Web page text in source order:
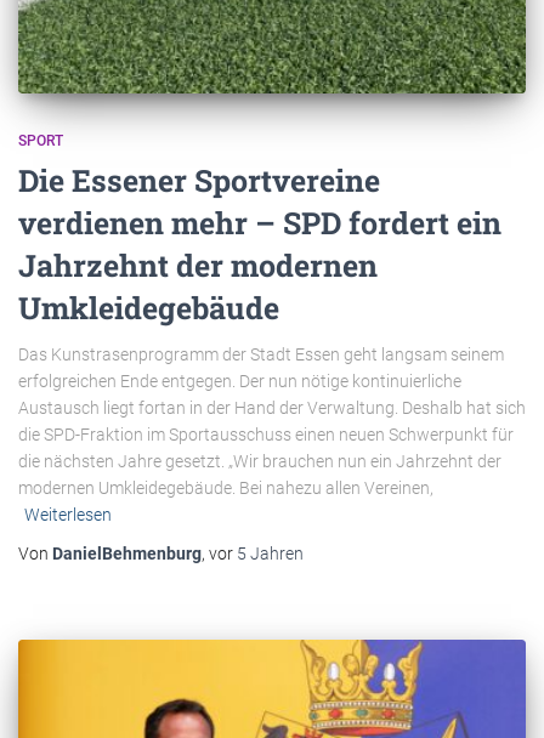
SPORT
Die Essener Sportvereine
verdienen mehr – SPD fordert ein
Jahrzehnt der modernen
Umkleidegebäude
Das Kunstrasenprogramm der Stadt Essen geht langsam seinem
erfolgreichen Ende entgegen. Der nun nötige kontinuierliche
Austausch liegt fortan in der Hand der Verwaltung. Deshalb hat sich
die SPD-Fraktion im Sportausschuss einen neuen Schwerpunkt für
die nächsten Jahre gesetzt. „Wir brauchen nun ein Jahrzehnt der
modernen Umkleidegebäude. Bei nahezu allen Vereinen,
Weiterlesen
Von DanielBehmenburg, vor 5 Jahren